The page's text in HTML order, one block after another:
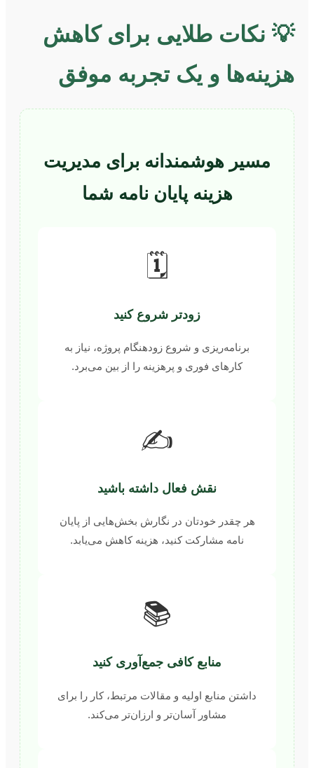
💡 نکات طلایی برای کاهش
هزینه‌ها و یک تجربه موفق
مسیر هوشمندانه برای مدیریت
هزینه پایان نامه شما
🗓️
زودتر شروع کنید
برنامه‌ریزی و شروع زودهنگام پروژه، نیاز به
کارهای فوری و پرهزینه را از بین می‌برد.
✍️
نقش فعال داشته باشید
هر چقدر خودتان در نگارش بخش‌هایی از پایان
نامه مشارکت کنید، هزینه کاهش می‌یابد.
📚
منابع کافی جمع‌آوری کنید
داشتن منابع اولیه و مقالات مرتبط، کار را برای
مشاور آسان‌تر و ارزان‌تر می‌کند.